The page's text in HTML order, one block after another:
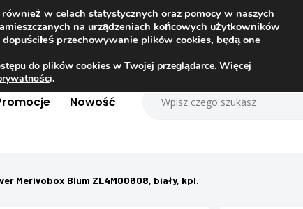
Nowość
Merivobox Blum ZL4M00808, biały, kpl.
w celach statystycznych oraz pomocy w naszych
na urządzeniach końcowych użytkowników
przechowywanie plików cookies, będą one
do plików cookies w Twojej przeglądarce. Więcej
i.